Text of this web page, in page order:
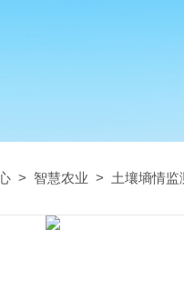
> 智慧农业 > 土壤墒情监